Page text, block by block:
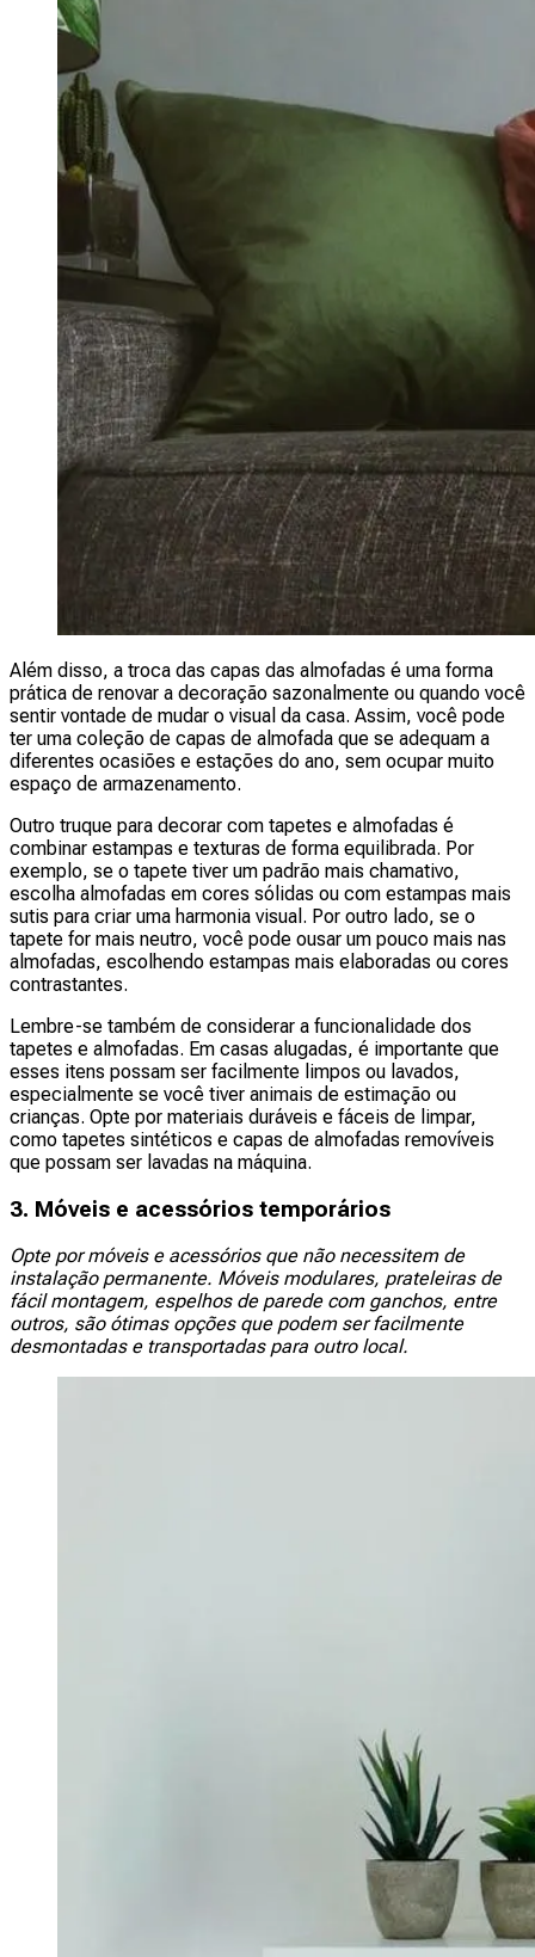
Além disso, a troca das capas das almofadas é uma forma
prática de renovar a decoração sazonalmente ou quando você
sentir vontade de mudar o visual da casa. Assim, você pode
ter uma coleção de capas de almofada que se adequam a
diferentes ocasiões e estações do ano, sem ocupar muito
espaço de armazenamento.
Outro truque para decorar com tapetes e almofadas é
combinar estampas e texturas de forma equilibrada. Por
exemplo, se o tapete tiver um padrão mais chamativo,
escolha almofadas em cores sólidas ou com estampas mais
sutis para criar uma harmonia visual. Por outro lado, se o
tapete for mais neutro, você pode ousar um pouco mais nas
almofadas, escolhendo estampas mais elaboradas ou cores
contrastantes.
Lembre-se também de considerar a funcionalidade dos
tapetes e almofadas. Em casas alugadas, é importante que
esses itens possam ser facilmente limpos ou lavados,
especialmente se você tiver animais de estimação ou
crianças. Opte por materiais duráveis e fáceis de limpar,
como tapetes sintéticos e capas de almofadas removíveis
que possam ser lavadas na máquina.
3. Móveis e acessórios temporários
Opte por móveis e acessórios que não necessitem de
instalação permanente. Móveis modulares, prateleiras de
fácil montagem, espelhos de parede com ganchos, entre
outros, são ótimas opções que podem ser facilmente
desmontadas e transportadas para outro local.